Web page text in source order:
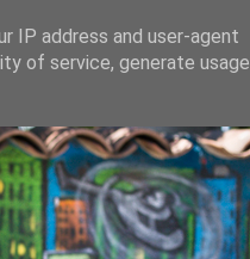
IP address and user-agent
of service, generate usage